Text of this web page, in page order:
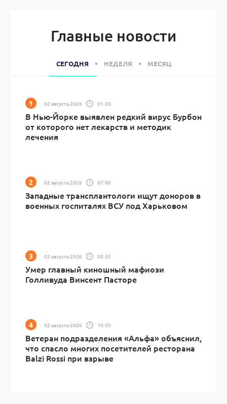
Главные новости
СЕГОДНЯ НЕДЕЛЯ МЕСЯЦ
02 августа 2026 01:20
В Нью-Йорке выявлен редкий вирус Бурбон
от которого нет лекарств и методик
лечения
02 августа 2026 07:40
Западные трансплантологи ищут доноров в
военных госпиталях ВСУ под Харьковом
02 августа 2026 00:35
Умер главный киношный мафиози
Голливуда Винсент Пасторе
02 августа 2026 10:50
Ветеран подразделения «Альфа» объяснил,
что спасло многих посетителей ресторана
Balzi Rossi при взрыве